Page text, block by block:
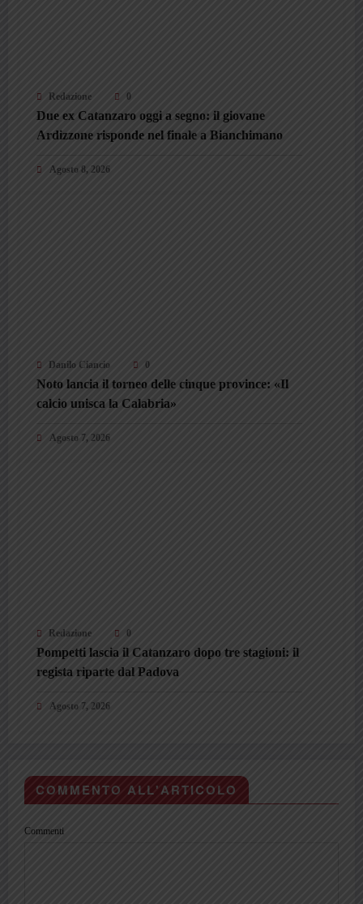
Redazione 0
Due ex Catanzaro oggi a segno: il giovane
Ardizzone risponde nel finale a Bianchimano
Agosto 8, 2026
Danilo Ciancio 0
Noto lancia il torneo delle cinque province: «Il
calcio unisca la Calabria»
Agosto 7, 2026
Redazione 0
Pompetti lascia il Catanzaro dopo tre stagioni: il
regista riparte dal Padova
Agosto 7, 2026
COMMENTO ALL'ARTICOLO
Commenti